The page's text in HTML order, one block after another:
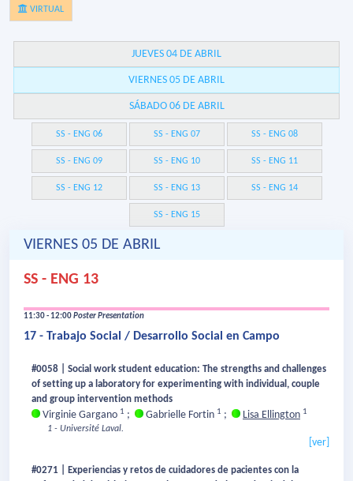
VIRTUAL
JUEVES 04 DE ABRIL
VIERNES 05 DE ABRIL
SÁBADO 06 DE ABRIL
SS - ENG 06 SS - ENG 07 SS - ENG 08
SS - ENG 09 SS - ENG 10 SS - ENG 11
SS - ENG 12 SS - ENG 13 SS - ENG 14
SS - ENG 15
VIERNES 05 DE ABRIL
SS - ENG 13
11:30 - 12:00Poster Presentation
17 - Trabajo Social / Desarrollo Social en Campo
#0058 | Social work student education: The strengths and challenges
of setting up a laboratory for experimenting with individual, couple
and group intervention methods
Virginie Gargano 1 ; Gabrielle Fortin 1 ; Lisa Ellington 1
1 - Université Laval.
[ver]
#0271 | Experiencias y retos de cuidadores de pacientes con la